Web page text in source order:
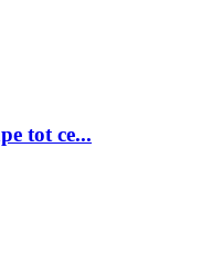
tot ce...